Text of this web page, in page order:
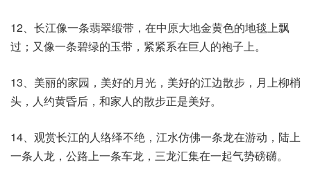
12、长江像一条翡翠缎带，在中原大地金黄色的地毯上飘
过；又像一条碧绿的玉带，紧紧系在巨人的袍子上。
13、美丽的家园，美好的月光，美好的江边散步，月上柳梢
头，人约黄昏后，和家人的散步正是美好。
14、观赏长江的人络绎不绝，江水仿佛一条龙在游动，陆上
一条人龙，公路上一条车龙，三龙汇集在一起气势磅礴。